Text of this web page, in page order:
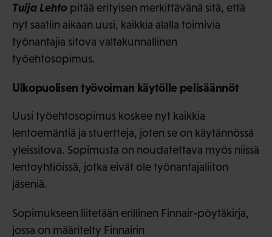
Tuija Lehto pitää erityisen merkittävänä sitä, että
nyt saatiin aikaan uusi, kaikkia alalla toimivia
työnantajia sitova valtakunnallinen
työehtosopimus.
Ulkopuolisen työvoiman käytölle pelisäännöt
Uusi työehtosopimus koskee nyt kaikkia
lentoemäntiä ja stuertteja, joten se on käytännössä
yleissitova. Sopimusta on noudatettava myös niissä
lentoyhtiöissä, jotka eivät ole työnantajaliiton
jäseniä.
Sopimukseen liitetään erillinen Finnair-pöytäkirja,
jossa on määritelty Finnairin